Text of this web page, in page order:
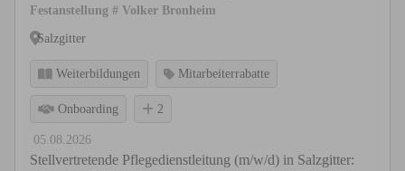
Festanstellung # Volker Bronheim
Salzgitter
Weiterbildungen Mitarbeiterrabatte
Onboarding 2
05.08.2026
Stellvertretende Pflegedienstleitung (m/w/d) in Salzgitter: